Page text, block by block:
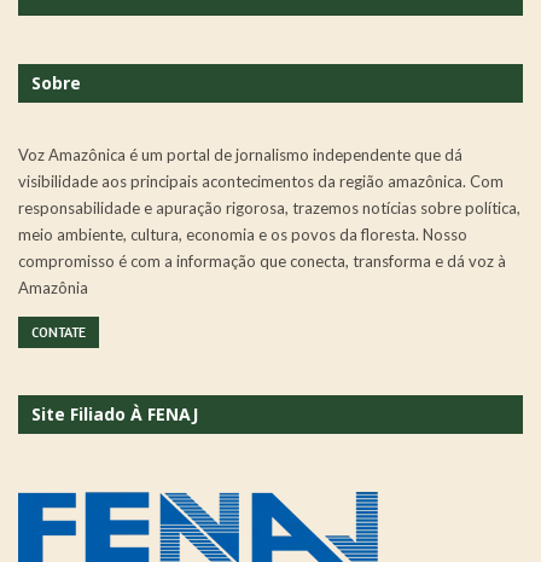
Sobre
Voz Amazônica é um portal de jornalismo independente que dá
visibilidade aos principais acontecimentos da região amazônica. Com
responsabilidade e apuração rigorosa, trazemos notícias sobre política,
meio ambiente, cultura, economia e os povos da floresta. Nosso
compromisso é com a informação que conecta, transforma e dá voz à
Amazônia
CONTATE
Site Filiado À FENAJ